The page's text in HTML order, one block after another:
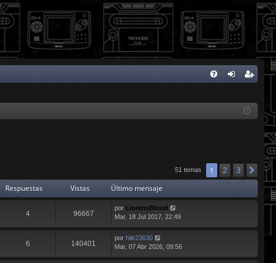
se
ist
e
51 temas 1 2 3
Respuestas Vistas Último mensaje
4 96667
por LlorensBlood
Mar, 18 Jul 2017, 22:49
6 140401
por hilir23630
Mar, 07 Abr 2026, 09:56